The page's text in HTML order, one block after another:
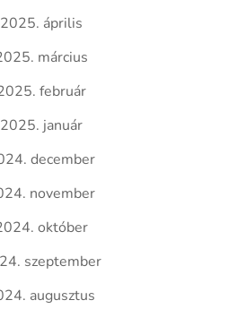
2025. április
március
február
2025. január
december
november
október
szeptember
augusztus